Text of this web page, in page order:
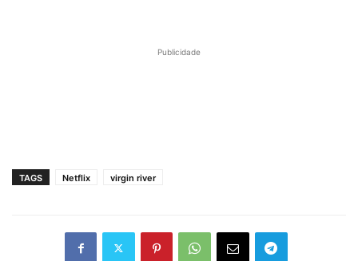
Publicidade
TAGS Netflix virgin river